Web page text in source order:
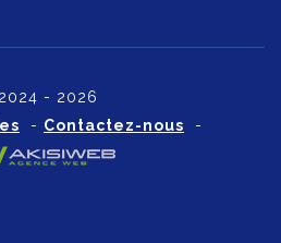
- 2026
- Contactez-nous -